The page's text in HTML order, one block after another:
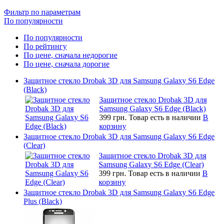
Фильтр по параметрам
По популярности
По популярности
По рейтингу
По цене, сначала недорогие
По цене, сначала дорогие
Защитное стекло Drobak 3D для Samsung Galaxy S6 Edge
(Black)
Защитное стекло Drobak 3D для
Samsung Galaxy S6 Edge (Black)
399 грн. Товар есть в наличии В
корзину
Защитное стекло Drobak 3D для Samsung Galaxy S6 Edge
(Clear)
Защитное стекло Drobak 3D для
Samsung Galaxy S6 Edge (Clear)
399 грн. Товар есть в наличии В
корзину
Защитное стекло Drobak 3D для Samsung Galaxy S6 Edge
Plus (Black)